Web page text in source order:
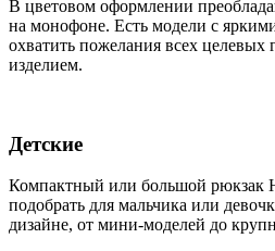
В цветовом оформлении
на монофоне. Есть модели с
охватить пожелания всех целевых
изделием.
Детские
Компактный или большой
подобрать для мальчика или
дизайне, от мини-моделей до